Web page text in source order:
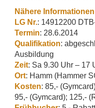
Nähere
LG Nr.: 14912200
Termin: 28.6.2014
Qualifikation:
Ausbildung
Zeit: Sa 9.30 Uhr – 17
Ort: Hamm (Hammer
Kosten: 85,-
95,- (Gymcard); 125,-